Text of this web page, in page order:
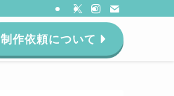
制作依頼について